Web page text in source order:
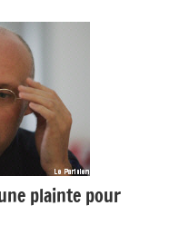
plainte pour